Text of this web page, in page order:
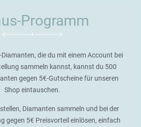
Programm
die du mit einem Account bei
sammeln kannst, kannst du 500
gegen 5€-Gutscheine für unseren
Shop eintauschen.
Diamanten sammeln und bei der
gegen 5€ Preisvorteil einlösen, einfach